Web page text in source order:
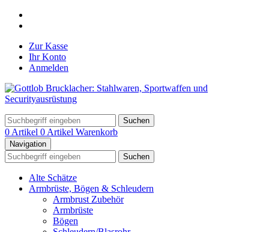
Zur Kasse
Ihr Konto
Anmelden
Suchen
0 Artikel 0 Artikel Warenkorb
Navigation
Suchen
Alte Schätze
Armbrüste, Bögen & Schleudern
Armbrust Zubehör
Armbrüste
Bögen